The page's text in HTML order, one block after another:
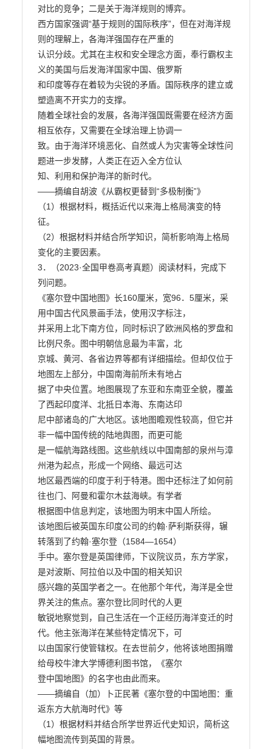
对比的竞争；二是关于海洋规则的博弈。
西方国家强调“基于规则的国际秩序”，但在对海洋规
则的理解上，各海洋强国存在严重的
认识分歧。尤其在主权和安全理念方面，奉行霸权主
义的美国与后发海洋国家中国、俄罗斯
和印度等存在着较为尖锐的矛盾。国际秩序的建立或
塑造离不开实力的支撑。
随着全球社会的发展，各海洋强国既需要在经济方面
相互依存，又需要在全球治理上协调一
致。由于海洋环境恶化、自然或人为灾害等全球性问
题进一步发酵，人类正在迈入全方位认
知、利用和保护海洋的新时代。
——摘编自胡波《从霸权更替到“多极制衡”》
（1）根据材料，概括近代以来海上格局演变的特
征。
（2）根据材料并结合所学知识，简析影响海上格局
变化的主要因素。
3．（2023·全国甲卷高考真题）阅读材料，完成下
列问题。
《塞尔登中国地图》长160厘米，宽96．5厘米，采
用中国古代风景画手法，使用汉字标注，
并采用上北下南方位，同时标识了欧洲风格的罗盘和
比例尺条。图中明朝信息最为丰富，北
京城、黄河、各省边界等都有详细描绘。但却仅位于
地图左上部分，中国南海前所未有地占
据了中央位置。地图展现了东亚和东南亚全貌，覆盖
了西起印度洋、北抵日本海、东南达印
尼中部诸岛的广大地区。该地图瞻观性较高，但它并
非一幅中国传统的陆地舆图，而更可能
是一幅航海路线图。这些航线以中国南部的泉州与漳
州港为起点，形成一个网络、最远可达
地区最西端的印度于利于特港。图中还标注了如何前
往也门、阿曼和霍尔木兹海峡。有学者
根据图中信息判定，该地图为明末中国人所绘。
该地图后被英国东印度公司的约翰·萨利斯获得，辗
转落到了约翰·塞尔登（1584—1654）
手中。塞尔登是英国律师，下议院议员，东方学家，
是对波斯、阿拉伯以及中国的相关知识
感兴趣的英国学者之一。在他那个年代，海洋是全世
界关注的焦点。塞尔登比同时代的人更
敏锐地察觉到，自己生活在一个正经历海洋变迁的时
代。他主张海洋在某些特定情况下，可
以由国家行使管辖权。在去世前夕，他将该地图捐赠
给母校牛津大学博德利图书馆，《塞尔
登中国地图》的名字也由此而来。
——摘编自（加）卜正民著《塞尔登的中国地图：重
返东方大航海时代》等
（1）根据材料并结合所学世界近代史知识，简析这
幅地图流传到英国的背景。